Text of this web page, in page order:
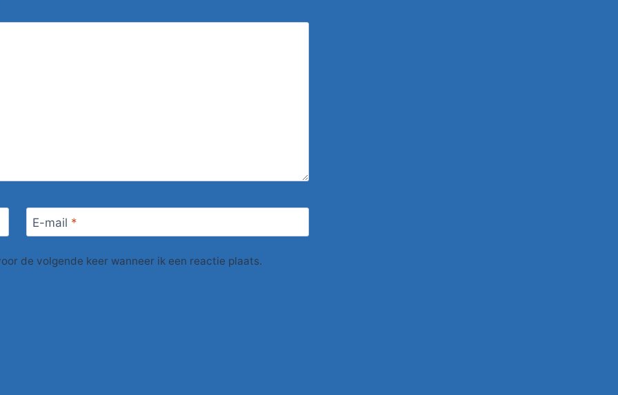
E-mail *
de volgende keer wanneer ik een reactie plaats.